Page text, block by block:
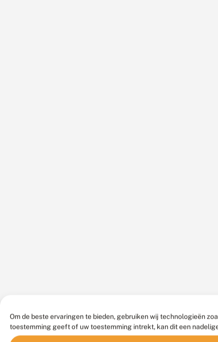
Om de beste ervaringen te bieden, gebruiken wij technologieën
toestemming geeft of uw toestemming intrekt, kan dit een